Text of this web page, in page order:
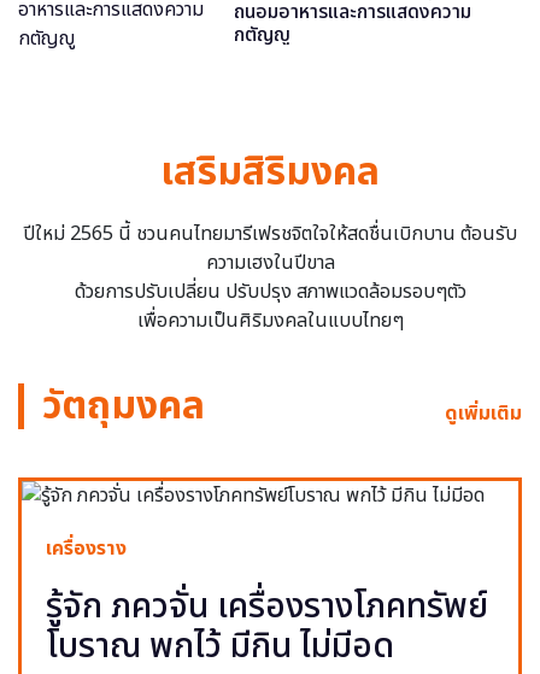
ถนอมอาหารและการแสดงความ
กตัญญู
เสริมสิริมงคล
ปีใหม่ 2565 นี้ ชวนคนไทยมารีเฟรชจิตใจให้สดชื่นเบิกบาน ต้อนรับ
ความเฮงในปีขาล
ด้วยการปรับเปลี่ยน ปรับปรุง สภาพแวดล้อมรอบๆตัว
เพื่อความเป็นศิริมงคลในแบบไทยๆ
วัตถุมงคล ดูเพิ่มเติม
เครื่องราง
รู้จัก ภควจั่น เครื่องรางโภคทรัพย์
โบราณ พกไว้ มีกิน ไม่มีอด